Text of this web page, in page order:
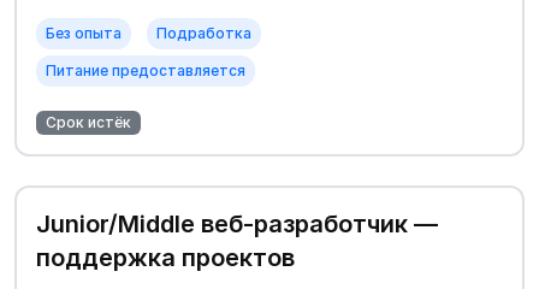
Без опыта Подработка
Питание предоставляется
Срок истёк
Junior/Middle веб-разработчик —
поддержка проектов